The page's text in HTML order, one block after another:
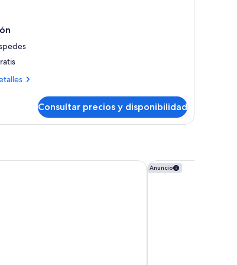
Consultar precios y disponibilidad
Resort & Spa - Adults Only - All Inclusive
Anuncio
Hyatt Zilara Cap